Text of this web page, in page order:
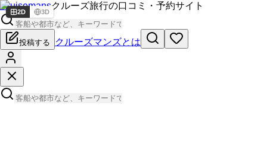
Cruisemansクルーズ旅行の口コミ・予約サイト
投稿する クルーズマンズとは
2D 3D